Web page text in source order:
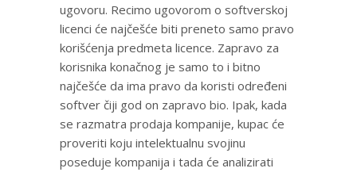
ugovoru. Recimo ugovorom o softverskoj
licenci će najčešće biti preneto samo pravo
korišćenja predmeta licence. Zapravo za
korisnika konačnog je samo to i bitno
najčešće da ima pravo da koristi određeni
softver čiji god on zapravo bio. Ipak, kada
se razmatra prodaja kompanije, kupac će
proveriti koju intelektualnu svojinu
poseduje kompanija i tada će analizirati